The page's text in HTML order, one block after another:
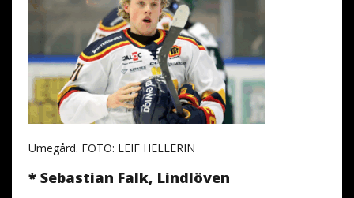
Umegård. FOTO: LEIF HELLERIN
* Sebastian Falk, Lindlöven